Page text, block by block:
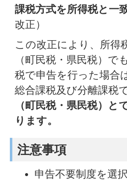
課税方式を所得税と一
改正）
この改正により、所得
（町民税・県民税）
税で申告を行った場合
総合課税及び分離課税
（町民税・県民税）
ります。
注意事項
申告不要制度を選